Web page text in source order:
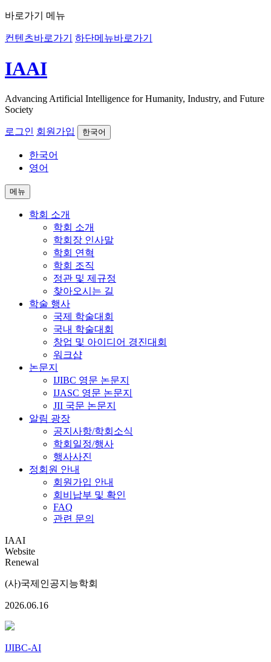
바로가기 메뉴
컨텐츠바로가기 하단메뉴바로가기
IAAI
Advancing Artificial Intelligence for Humanity, Industry, and Future
Society
로그인 회원가입 한국어
한국어
영어
메뉴
학회 소개
학회 소개
학회장 인사말
학회 연혁
학회 조직
정관 및 제규정
찾아오시는 길
학술 행사
국제 학술대회
국내 학술대회
창업 및 아이디어 경진대회
워크샵
논문지
IJIBC 영문 논문지
IJASC 영문 논문지
JII 국문 논문지
알림 광장
공지사항/학회소식
학회일정/행사
행사사진
정회원 안내
회원가입 안내
회비납부 및 확인
FAQ
관련 문의
IAAI
Website
Renewal
(사)국제인공지능학회
2026.06.16
IJIBC-AI